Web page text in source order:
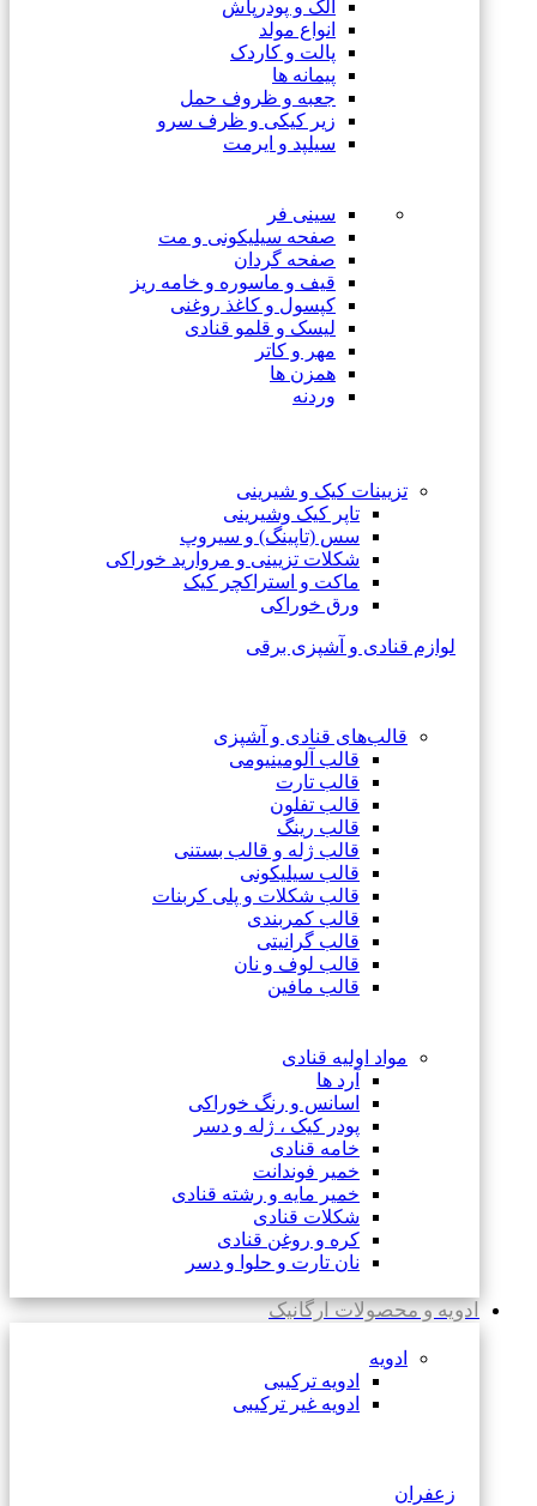
الک و پودرپاش
انواع مولد
پالت و کاردک
پیمانه ها
جعبه و ظروف حمل
زیر کیکی و ظرف سرو
سیلپد و ایرمت
سینی فر
صفحه سیلیکونی و مت
صفحه گردان
قیف و ماسوره و خامه ریز
کپسول و کاغذ روغنی
لیسک و قلمو قنادی
مهر و کاتر
همزن ها
وردنه
تزیینات کیک و شیرینی
تاپر کیک وشیرینی
سس (تاپینگ) و سیروپ
شکلات تزیینی و مروارید خوراکی
ماکت و استراکچر کیک
ورق خوراکی
لوازم قنادی و آشپزی برقی
قالب‌های قنادی و آشپزی
قالب آلومینیومی
قالب تارت
قالب تفلون
قالب رینگ
قالب ژله و قالب بستنی
قالب سیلیکونی
قالب شکلات و پلی کربنات
قالب کمربندی
قالب گرانیتی
قالب لوف و نان
قالب مافین
مواد اولیه قنادی
آرد ها
اسانس و رنگ خوراکی
پودر کیک ، ژله و دسر
خامه قنادی
خمیر فوندانت
خمیر مایه و رشته قنادی
شکلات قنادی
کره و روغن قنادی
نان تارت و حلوا و دسر
ادویه و محصولات ارگانیک
ادویه
ادویه ترکیبی
ادویه غیر ترکیبی
زعفران